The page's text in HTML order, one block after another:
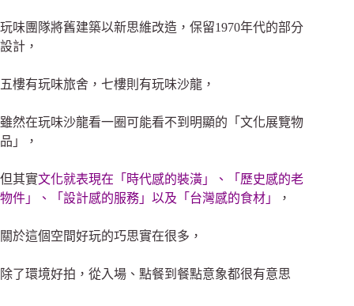
玩味團隊將舊建築以新思維改造，保留1970年代的部分
設計，
五樓有玩味旅舍，七樓則有玩味沙龍 ，
雖然在玩味沙龍看一圈可能看不到明顯的 「 文化展覽物
品 」 ，
但其實文化就表現在「時代感的裝潢」 、
「歷史感的老
物件」
、 「設計感的服務」 以及 「台灣感的食材」 ，
關於這個空間好玩的巧思實在很多，
除了環境好拍 ， 從入場、點餐到餐點意象都很有意思